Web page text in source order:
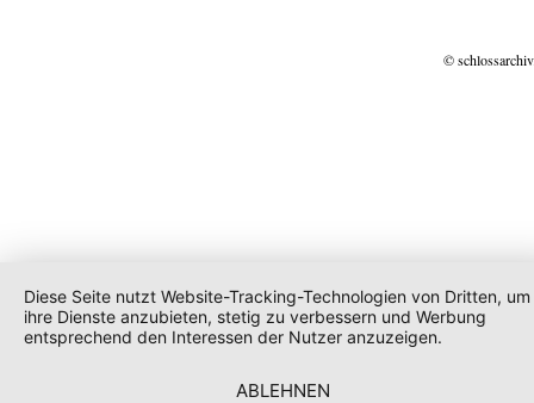
©
Diese Seite nutzt Website-Tracking-Technologien von Dritten, um
ihre Dienste anzubieten, stetig zu verbessern und Werbung
entsprechend den Interessen der Nutzer anzuzeigen.
ABLEHNEN